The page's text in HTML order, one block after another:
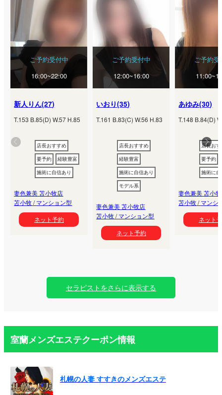
ご予約受付中
16:00~22:00
新人りん(27)
T.153 B.85(D) W.57 H.85
店長おすすめ
要予約
経験豊富
施術に自信あり
妻色兼美 苫小牧店
苫小牧/マンション型
ネット予約
ご予約受付中
12:00~16:00
いおり(35)
T.161 B.83(C) W.56 H.83
店長おすすめ
経験豊富
施術に自信あり
モデル系
妻色兼美 苫小牧店
苫小牧/マンション型
ネット予約
ご予約受
あゆみ(30)
T.148 B.84(D)
店長お
要予約
施術に
妻色兼美 苫小
苫小牧/マンシ
ネット
セラピストをさらに表示する
室蘭メンズエステクーポン情報
札幌の人妻 すすきのメンズエステ